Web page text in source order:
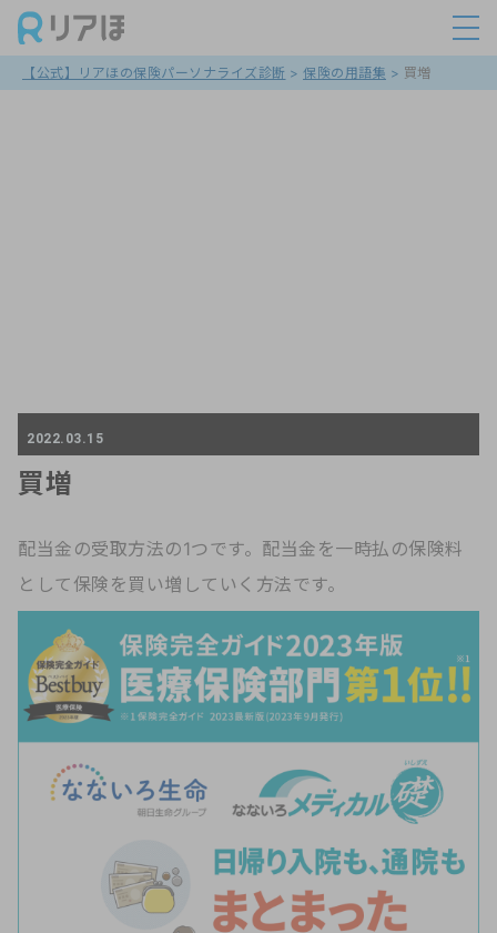
【公式】リアほの保険パーソナライズ診断 > 保険の用語集 > 買増
2022.03.15
買増
配当金の受取方法の1つです。配当金を一時払の保険料
として保険を買い増していく方法です。